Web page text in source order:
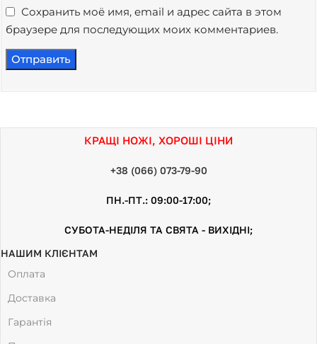
Сохранить моё имя, email и адрес сайта в этом
браузере для последующих моих комментариев.
КРАЩІ НОЖІ, ХОРОШІ ЦІНИ
+38 (066) 073-79-90
ПН.-ПТ.: 09:00-17:00;
СУБОТА-НЕДІЛЯ ТА СВЯТА - ВИХІДНІ;
НАШИМ КЛІЄНТАМ
Оплата
Доставка
Гарантія